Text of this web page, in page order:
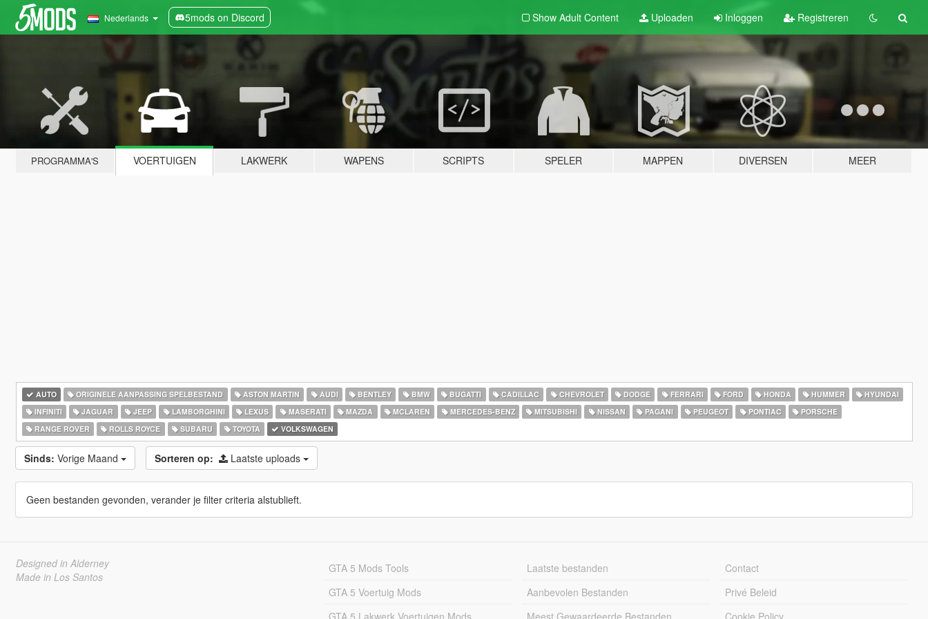
Nederlands 5mods on Discord Show Adult Content Uploaden Inloggen Registreren
PROGRAMMA'S VOERTUIGEN LAKWERK WAPENS SCRIPTS SPELER MAPPEN DIVERSEN MEER
AUTO ORIGINELE AANPASSING SPELBESTAND ASTON MARTIN AUDI BENTLEY BMW BUGATTI CADILLAC CHEVROLET DODGE FERRARI FORD HONDA HUMMER
HYUNDAI
INFINITI
JAGUAR JEEP LAMBORGHINI LEXUS MASERATI MAZDA MCLAREN MERCEDES-BENZ MITSUBISHI NISSAN PAGANI PEUGEOT PONTIAC
PORSCHE
RANGE ROVER
ROLLS ROYCE SUBARU TOYOTA VOLKSWAGEN
Sinds: Vorige Maand Sorteren op: Laatste uploads
Geen bestanden gevonden, verander je filter criteria alstublieft.
Designed in Alderney
Made in Los Santos
GTA 5 Mods Tools
GTA 5 Voertuig Mods
GTA 5 Lakwerk Voertuigen Mods
Laatste bestanden
Aanbevolen Bestanden
Meest Gewaardeerde Bestanden
Contact
Privé Beleid
Cookie Policy